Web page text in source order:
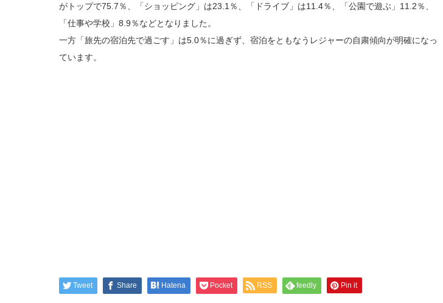
がトップで75.7％、「ショッピング」は23.1％、「ドライブ」は11.4％、「公園で遊ぶ」11.2％、
「仕事や学校」8.9％などとなりました。
一方「旅先の宿泊先で過ごす」は5.0％に過ぎず、宿泊をともなうレジャーの自粛傾向が明確になっ
ています。
Tweet Share Hatena Pocket RSS feedly Pin it